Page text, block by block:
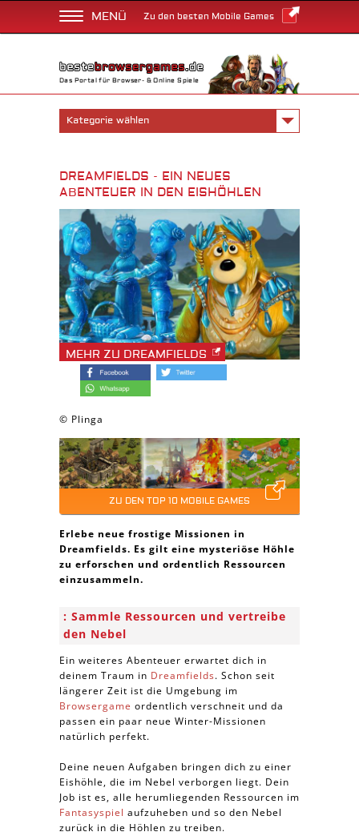
MENÜ Zu den besten Mobile Games
Das Portal für Browser- & Online Spiele
Kategorie wählen
DREAMFIELDS - EIN NEUES
ABENTEUER IN DEN EISHÖHLEN
MEHR ZU DREAMFIELDS
© Plinga
ZU DEN TOP 10 MOBILE GAMES
Erlebe neue frostige Missionen in
Dreamfields. Es gilt eine mysteriöse Höhle
zu erforschen und ordentlich Ressourcen
einzusammeln.
Sammle Ressourcen und vertreibe
den Nebel
Ein weiteres Abenteuer erwartet dich in
deinem Traum in Dreamfields. Schon seit
längerer Zeit ist die Umgebung im
Browsergame ordentlich verschneit und da
passen ein paar neue Winter-Missionen
natürlich perfekt.
Deine neuen Aufgaben bringen dich zu einer
Eishöhle, die im Nebel verborgen liegt. Dein
Job ist es, alle herumliegenden Ressourcen im
Fantasyspiel aufzuheben und so den Nebel
zurück in die Höhlen zu treiben.